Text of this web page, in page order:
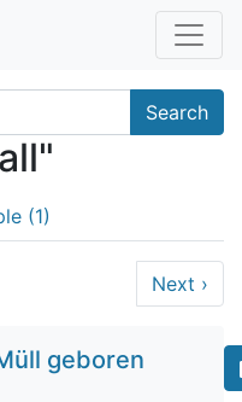
Search
(1)
Next ›
geboren